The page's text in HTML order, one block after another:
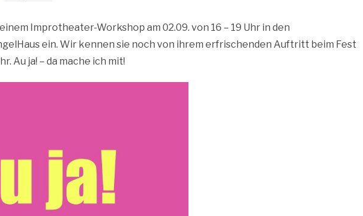
Improtheater-Workshop am 02.09. von 16 – 19 Uhr in den
ein. Wir kennen sie noch von ihrem erfrischenden Auftritt beim Fest
Au ja! – da mache ich mit!